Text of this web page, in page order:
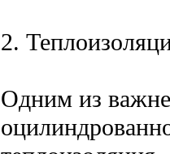
2.
Одним из